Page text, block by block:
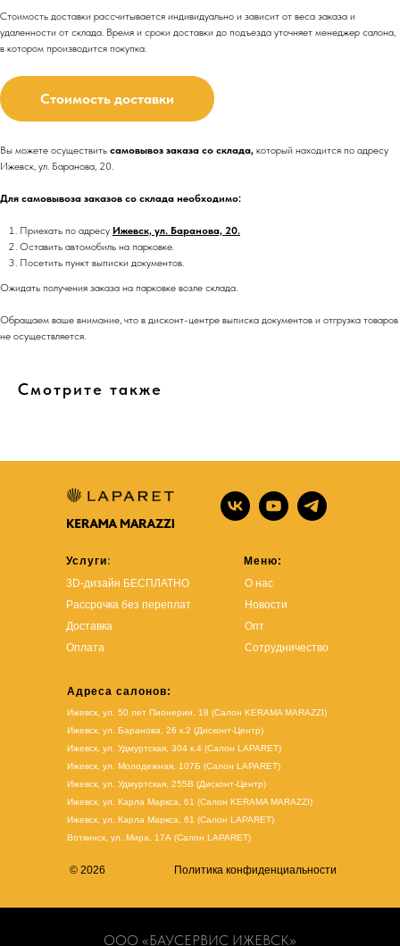
Стоимость доставки рассчитывается индивидуально и зависит от веса заказа и
удаленности от склада. Время и сроки доставки до подъезда уточняет менеджер салона,
в котором производится покупка.
Стоимость доставки
Вы можете осуществить самовывоз заказа со склада, который находится по адресу
Ижевск, ул. Баранова, 20.
Для самовывоза заказов со склада необходимо:
Приехать по адресу Ижевск, ул. Баранова, 20.
Оставить автомобиль на парковке.
Посетить пункт выписки документов.
Ожидать получения заказа на парковке возле склада.
Обращаем ваше внимание, что в дисконт-центре выписка документов и отгрузка товаров
не осуществляется.
Смотрите также
Услуги:
3D-дизайн БЕСПЛАТНО
Рассрочка без переплат
Доставка
Оплата
Меню:
О нас
Новости
Опт
Сотрудничество
Адреса салонов:
Ижевск, ул. 50 лет Пионерии, 18 (Салон KERAMA MARAZZI)
Ижевск, ул. Баранова, 26 к.2 (Дисконт-Центр)
Ижевск, ул. Удмуртская, 304 к.4 (Салон LAPARET)
Ижевск, ул. Молодежная, 107Б (Салон LAPARET)
Ижевск, ул. Удмуртская, 255В (Дисконт-Центр)
Ижевск, ул. Карла Маркса, 61 (Салон KERAMA MARAZZI)
Ижевск, ул. Карла Маркса, 61 (Салон LAPARET)
Воткинск, ул. Мира, 17А (Салон LAPARET)
© 2026 Политика конфиденциальности
ООО «БАУСЕРВИС ИЖЕВСК»